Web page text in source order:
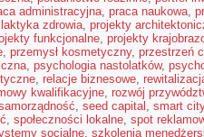
administracyjna, praca naukowa,
zdrowia, projekty
funkcjonalne, projekty
, przemysł kosmetyczny, przestrzeń
, psychologia nastolatków,
, relacje biznesowe,
kwalifikacyjne, rozwój
, seed capital , smart city
, społeczności lokalne, spot
socjalne, szkolenia